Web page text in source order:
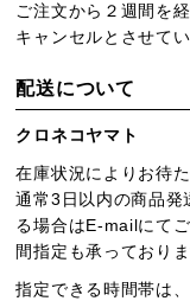
ご注文から２週間を
キャンセルとさせて
配送について
クロネコヤマト
在庫状況によりお待
通常3日以内の商品発
る場合はE-mailにて
間指定も承っておりま
指定できる時間帯は